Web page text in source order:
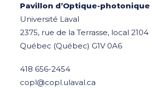
Pavillon d’Optique-photonique
Université Laval
2375, rue de la Terrasse, local 2104
Québec (Québec) G1V 0A6
418 656-2454
copl@copl.ulaval.ca